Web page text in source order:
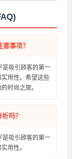
事项？
是吸引顾客的第一
用性。希望这些
时尚之旅。
吗？
是吸引顾客的第一
用性。